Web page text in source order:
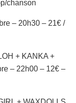
chanson
– 20h30 – 21€ /
+ KANKA +
– 22h00 – 12€ –